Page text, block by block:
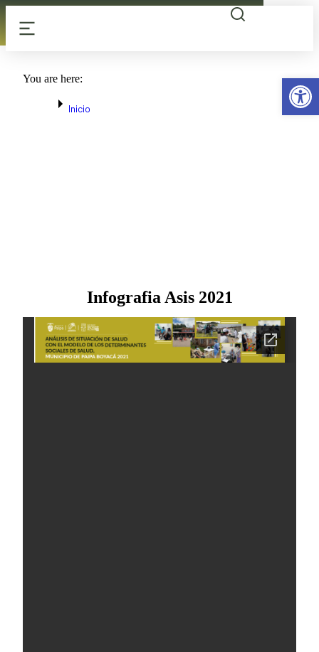
You are here:
Inicio
Infografia Asis 2021
Menú
Abrir